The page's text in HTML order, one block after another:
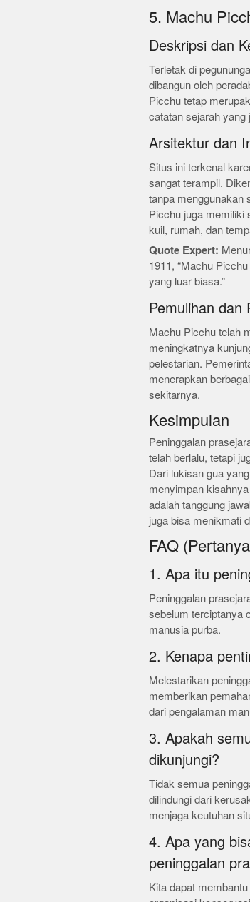
5. Machu
Deskripsi dan
Terletak di
dibangun oleh
Picchu tetap
catatan sejarah yang
Arsitektur dan
Situs ini terkenal
sangat terampil.
tanpa menggunakan
Picchu juga memiliki
kuil, rumah, dan
Quote Expert:
1911, “Machu
yang luar biasa.”
Pemulihan dan
Machu Picchu telah
meningkatnya
pelestarian.
menerapkan
sekitarnya.
Kesimpulan
Peninggalan
telah berlalu, tetapi
Dari lukisan gua
menyimpan
adalah tanggung
juga bisa menikmati
FAQ
1. Apa itu
Peninggalan
sebelum terciptanya
manusia purba.
2. Kenapa
Melestarikan
memberikan
dari pengalaman
3. Apakah
dikunjungi?
Tidak semua
dilindungi dari
menjaga keutuhan
4. Apa yang
peninggalan
Kita dapat